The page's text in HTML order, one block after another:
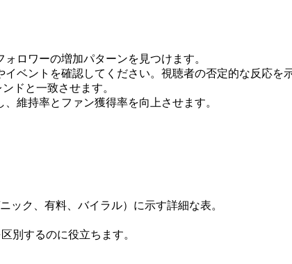
ロワーの増加パターンを見つけます。
ベントを確認してください。視聴者の否定的な反応を
ドと一致させます。
維持率とファン獲得率を向上させます。
ック、有料、バイラル）に示す詳細な表。
別するのに役立ちます。